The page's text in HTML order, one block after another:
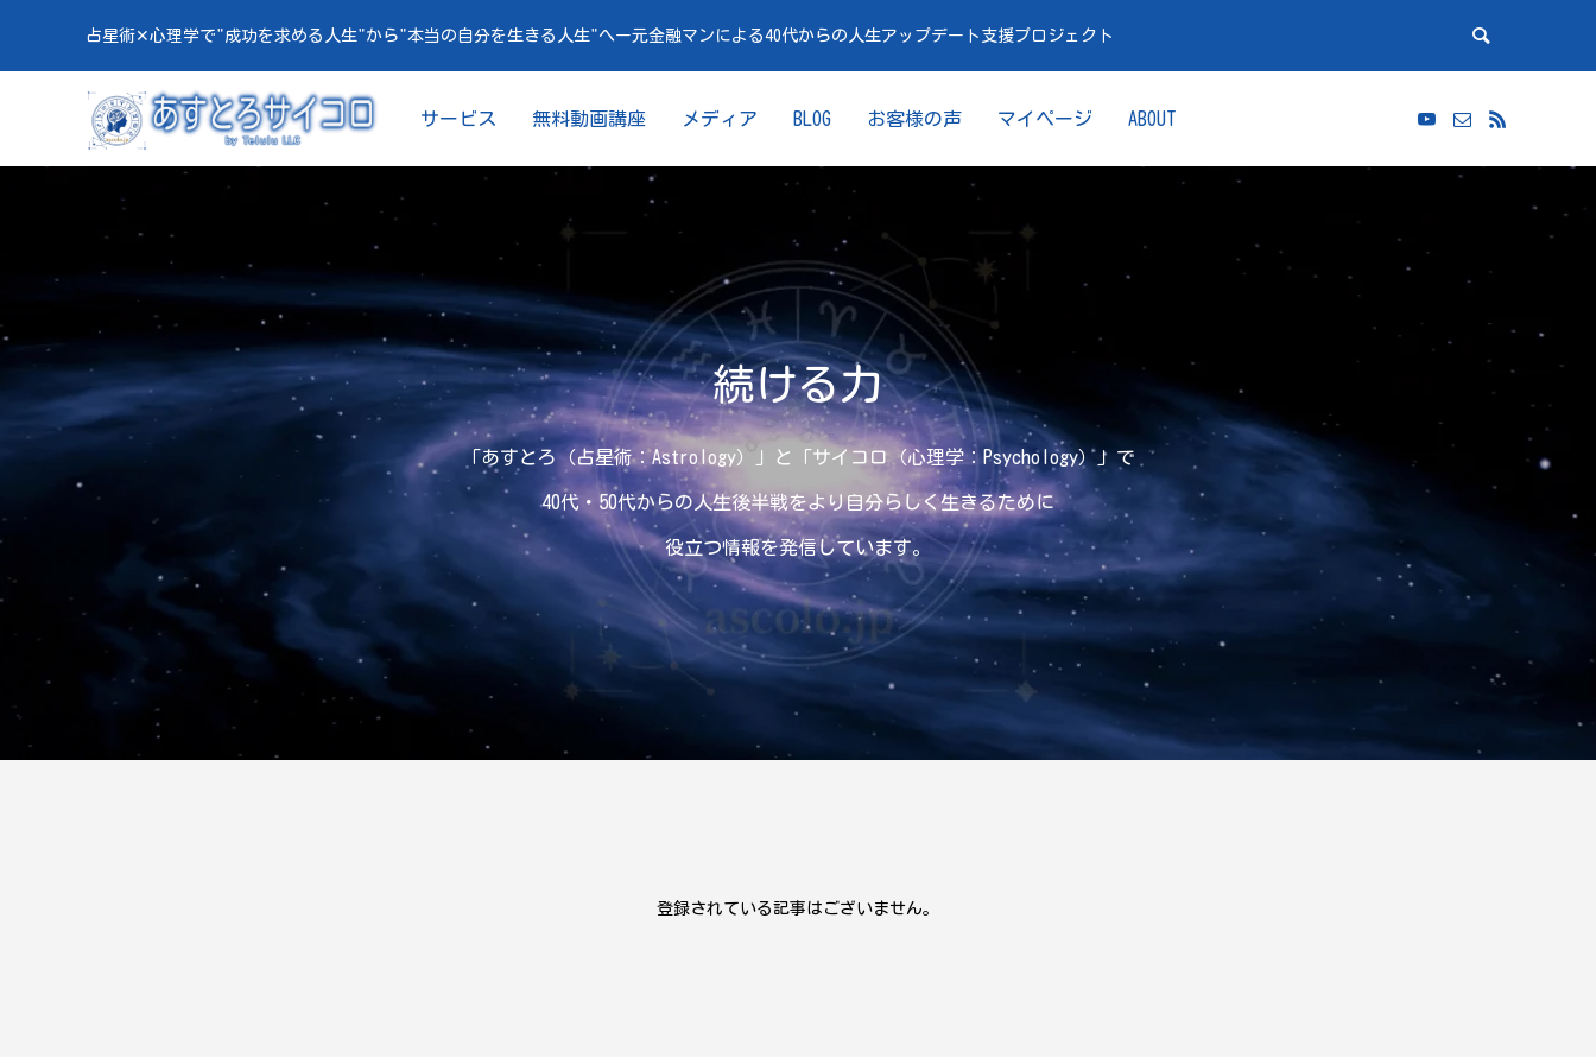
占星術✕心理学で"成功を求める人生"から"本当の自分を生きる人生"へー元金融マンによる40代からの人生アップデート支援プロジェクト
サービス 無料動画講座 メディア BLOG お客様の声 マイページ ABOUT
続ける力
「あすとろ（占星術：Astrology）」と「サイコロ（心理学：Psychology）」で
40代・50代からの人生後半戦をより自分らしく生きるために
役立つ情報を発信しています。
登録されている記事はございません。